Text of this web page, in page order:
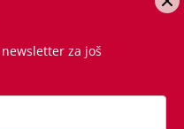
za još